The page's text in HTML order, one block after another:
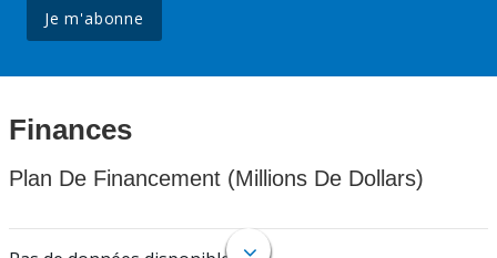
Je m'abonne
Finances
Plan De Financement (Millions De Dollars)